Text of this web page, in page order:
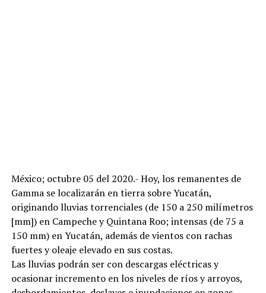
México; octubre 05 del 2020.- Hoy, los remanentes de
Gamma se localizarán en tierra sobre Yucatán,
originando lluvias torrenciales (de 150 a 250 milímetros
[mm]) en Campeche y Quintana Roo; intensas (de 75 a
150 mm) en Yucatán, además de vientos con rachas
fuertes y oleaje elevado en sus costas.
Las lluvias podrán ser con descargas eléctricas y
ocasionar incremento en los niveles de ríos y arroyos,